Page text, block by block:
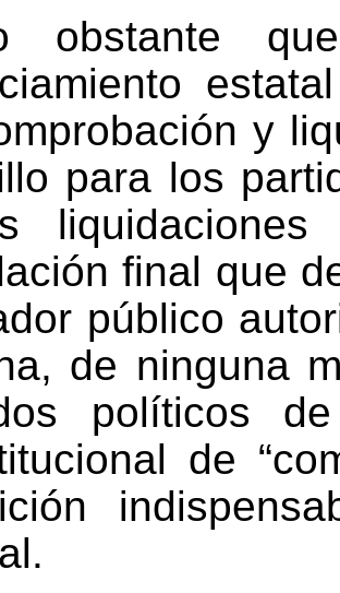
obstante
y
para los
final que
público
de ninguna
políticos
de